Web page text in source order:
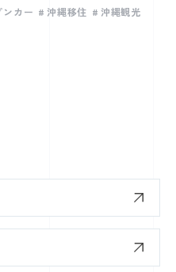
ンカー 沖縄移住
沖縄観光